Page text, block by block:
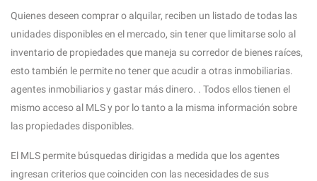
Quienes deseen comprar o alquilar, reciben un listado de todas las
unidades disponibles en el mercado, sin tener que limitarse solo al
inventario de propiedades que maneja su corredor de bienes raíces,
esto también le permite no tener que acudir a otras inmobiliarias.
agentes inmobiliarios y gastar más dinero. . Todos ellos tienen el
mismo acceso al MLS y por lo tanto a la misma información sobre
las propiedades disponibles.
El MLS permite búsquedas dirigidas a medida que los agentes
ingresan criterios que coinciden con las necesidades de sus